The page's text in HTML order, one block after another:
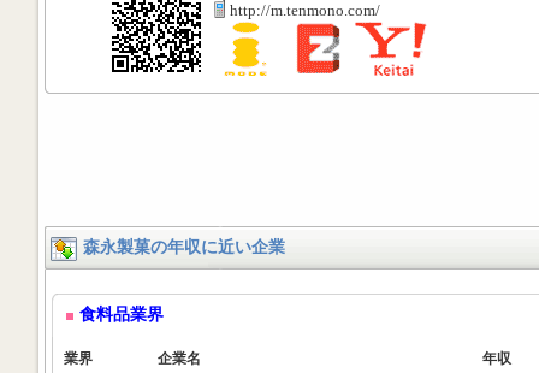
http://m.tenmono.com/
森永製菓の年収に近い企業
食料品業界
業界 企業名
年収